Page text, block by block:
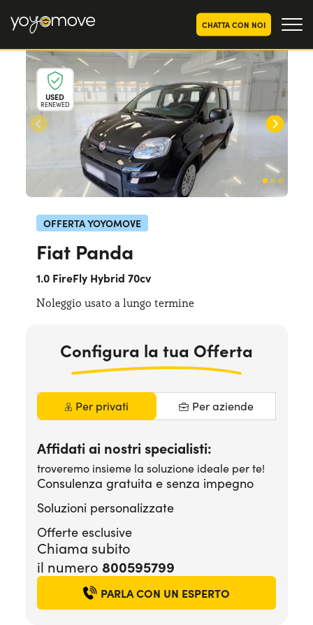
CHATTA CON NOI
OFFERTE NOLEGGIOLUNGO TERMINE
Privati
Aziende e P.IVA
OFFERTE NOLEGGIO
AUTO USATE
CHI SIAMO
La nostra storia
Lavora con noi
COME FUNZIONA
PERCHÉ CONVIENE
SCEGLI UN PAESE
USED
RENEWED
OFFERTA YOYOMOVE
Fiat Panda
1.0 FireFly Hybrid 70cv
Noleggio usato a lungo termine
Configura la tua Offerta
Per privati Per aziende
Affidati ai nostri specialisti:
troveremo insieme la soluzione ideale per te!
Consulenza gratuita e senza impegno
Soluzioni personalizzate
Offerte esclusive
Chiama subito
il numero 800595799
PARLA CON UN ESPERTO